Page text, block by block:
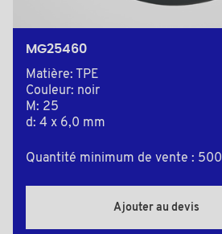
MG25460
Matière: TPE
Couleur: noir
M: 25
d: 4 x 6,0 mm
Quantité minimum de vente : 500
Ajouter au devis